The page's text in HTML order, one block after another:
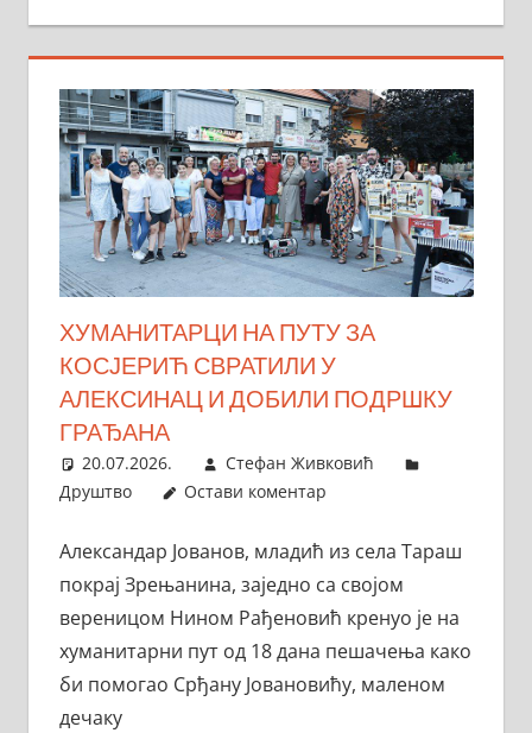
ХУМАНИТАРЦИ НА ПУТУ ЗА
КОСЈЕРИЋ СВРАТИЛИ У
АЛЕКСИНАЦ И ДОБИЛИ ПОДРШКУ
ГРАЂАНА
20.07.2026.
Стефан Живковић
Друштво
Остави коментар
Александар Јованов, младић из села Тараш
покрај Зрењанина, заједно са својом
вереницом Нином Рађеновић кренуо је на
хуманитарни пут од 18 дана пешачења како
би помогао Срђану Јовановићу, маленом
дечаку